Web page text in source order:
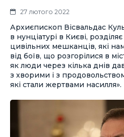
27 лютого 2022
Архиєпископ Вісвальдас
в нунціатурі в Києві,
цивільних мешканців, які
від боїв, що розгорілися в
як люди через кілька днів
з хворими і з
які стали жертвами насилля».